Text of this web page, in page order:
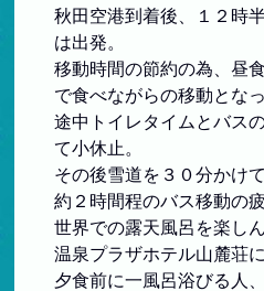
秋田空港到着後、１２時
は出発。
移動時間の節約の為、昼
で食べながらの移動となっ
途中トイレタイムとバス
て小休止。
その後雪道を３０分かけ
約２時間程のバス移動の
世界での露天風呂を楽し
温泉プラザホテル山麓荘に
夕食前に一風呂浴びる人